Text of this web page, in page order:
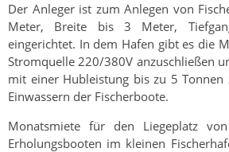
Der Anleger ist zum Anlegen von
Meter, Breite bis 3 Meter,
eingerichtet. In dem Hafen gibt es die
Stromquelle 220/380V anzuschließen
mit einer Hubleistung bis zu 5 Tonnen
Einwassern der Fischerboote.
Monatsmiete für den Liegeplatz
Erholungsbooten im kleinen